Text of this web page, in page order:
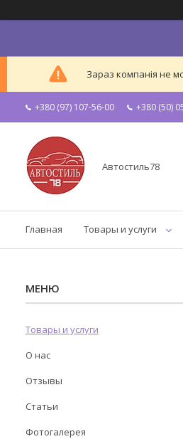
Зараз компанія не
+380 (97) 107-56-00 +380 (50)
Автостиль78
Главная Товары и услуги
Товары и услуги
О нас
Отзывы
Статьи
Фотогалерея